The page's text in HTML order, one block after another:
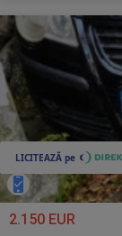
2.150 EUR